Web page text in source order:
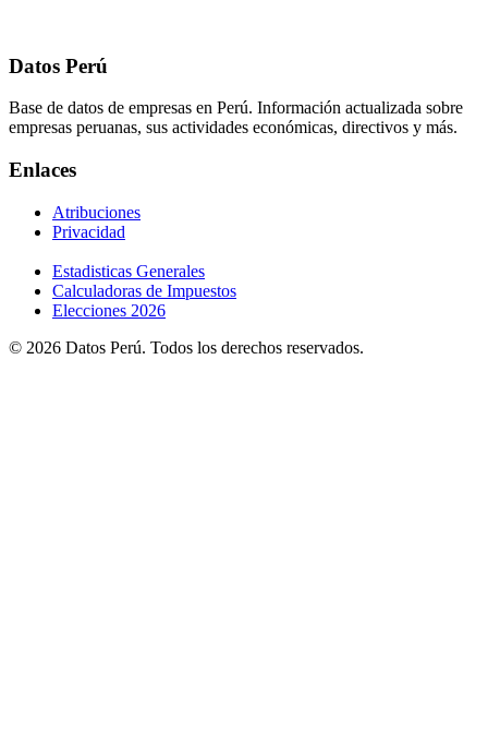
Datos Perú
Base de datos de empresas en Perú. Información actualizada sobre
empresas peruanas, sus actividades económicas, directivos y más.
Enlaces
Atribuciones
Privacidad
Estadisticas Generales
Calculadoras de Impuestos
Elecciones 2026
© 2026 Datos Perú. Todos los derechos reservados.